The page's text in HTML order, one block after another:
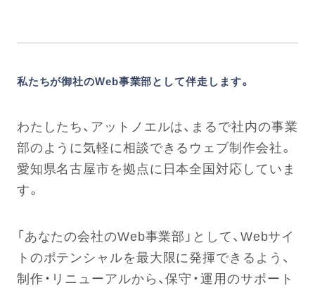
私たちが御社のWeb事業部として伴走します。
わたしたち、アットノエルは、まるで社内の事業
部のように気軽に相談できるウェブ制作会社。
愛知県名古屋市を拠点に日本全国対応していま
す。
「あなたの会社のWeb事業部」として、Webサイ
トのポテンシャルを最大限に発揮できるよう、
制作・リニューアルから、保守・運用のサポート